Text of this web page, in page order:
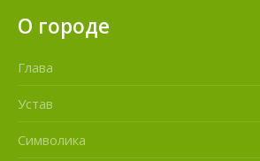
О городе
Глава
Устав
Символика